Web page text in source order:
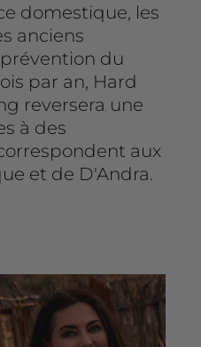
domestique, les
anciens
du
par an, Hard
reversera une
à des
aux
et de D'Andra.